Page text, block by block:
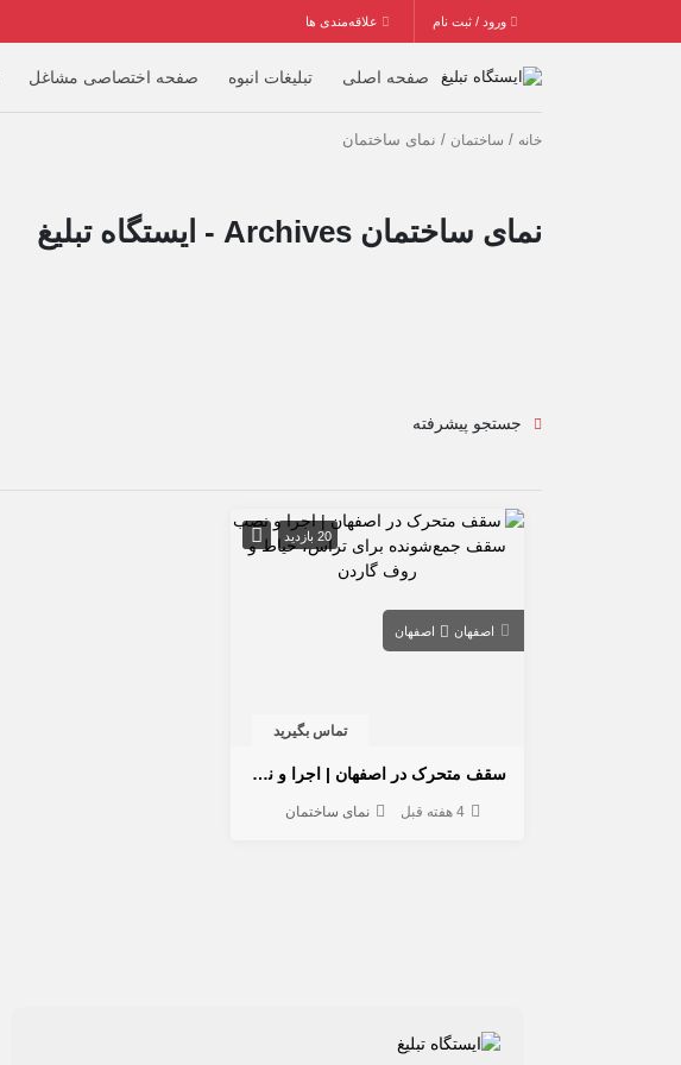
ورود / ثبت نام علاقه‌مندی ها
صفحه اصلی تبلیغات انبوه صفحه اختصاصی مشاغل
خانه / ساختمان / نمای ساختمان
نمای ساختمان Archives - ایستگاه تبلیغ
جستجو پیشرفته
20 بازدید
اصفهان اصفهان
تماس بگیرید
سقف متحرک در اصفهان | اجرا و نصب سقف جمع‌شونده برای تراس، حیاط و روف گاردن
4 هفته قبل نمای ساختمان